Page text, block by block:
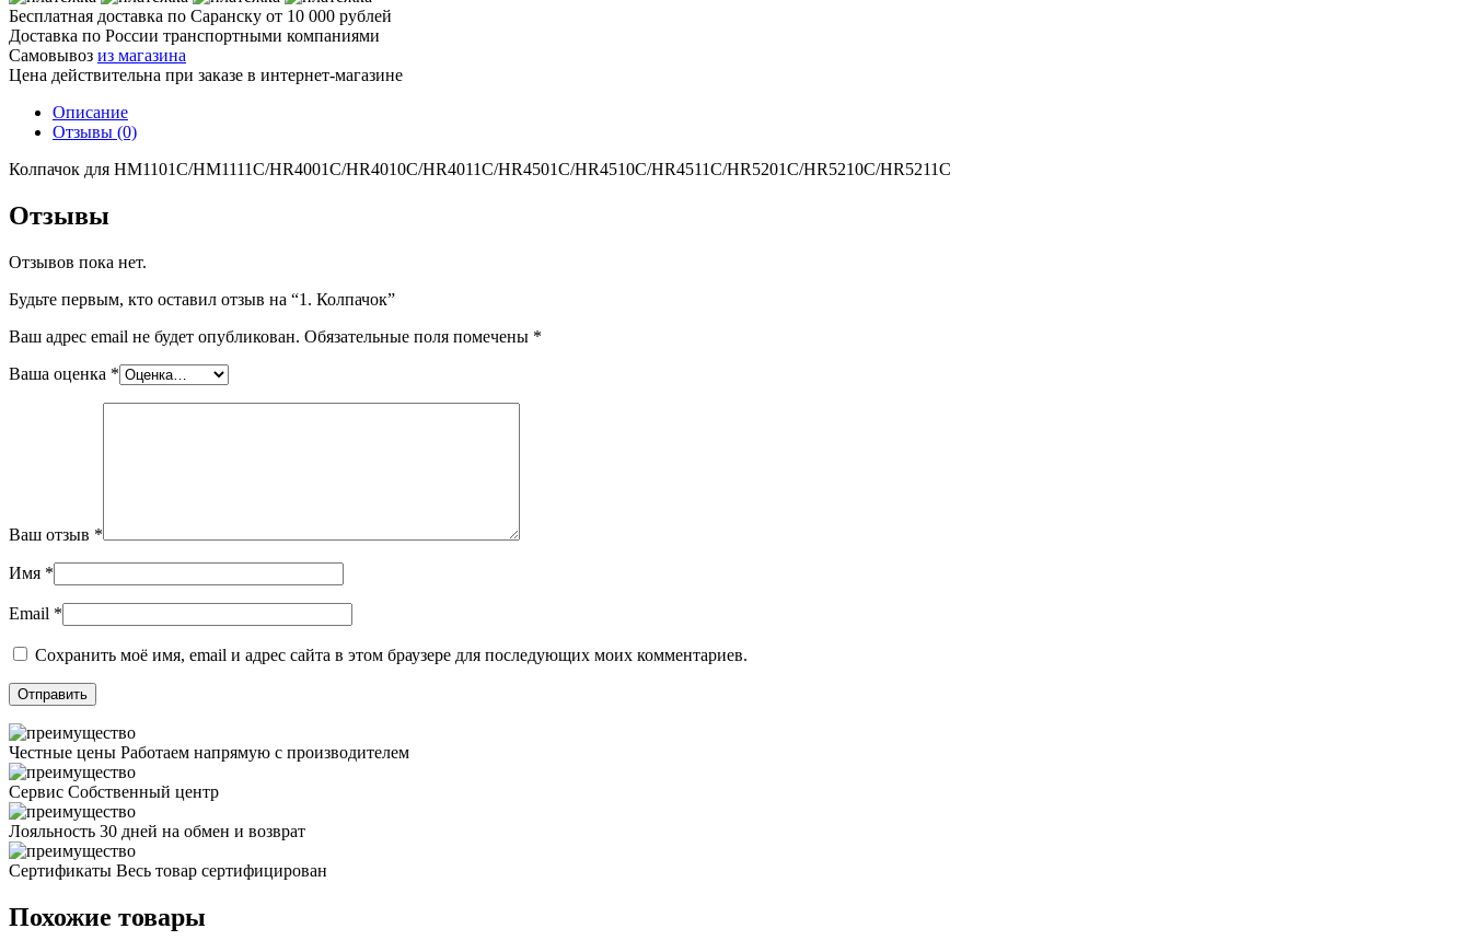
Бесплатная доставка по Саранску от 10 000 рублей
Доставка по России транспортными компаниями
Самовывоз из магазина
Цена действительна при заказе в интернет-магазине
Описание
Отзывы (0)
Колпачок для HM1101C/HM1111C/HR4001C/HR4010C/HR4011C/HR4501C/HR4510C/HR4511C/HR5201C/HR5210C/HR5211C
Отзывы
Отзывов пока нет.
Будьте первым, кто оставил отзыв на “1. Колпачок”
Ваш адрес email не будет опубликован. Обязательные поля помечены *
Ваша оценка *
Ваш отзыв *
Имя *
Email *
Сохранить моё имя, email и адрес сайта в этом браузере для последующих моих комментариев.
Честные цены Работаем напрямую с производителем
Сервис Собственный центр
Лояльность 30 дней на обмен и возврат
Сертификаты Весь товар сертифицирован
Похожие товары